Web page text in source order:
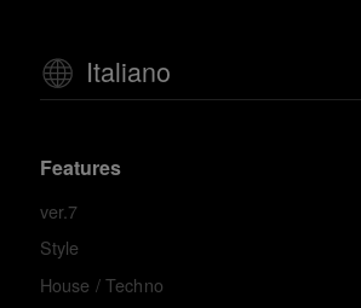
Italiano
Features
ver.7
Style
House / Techno